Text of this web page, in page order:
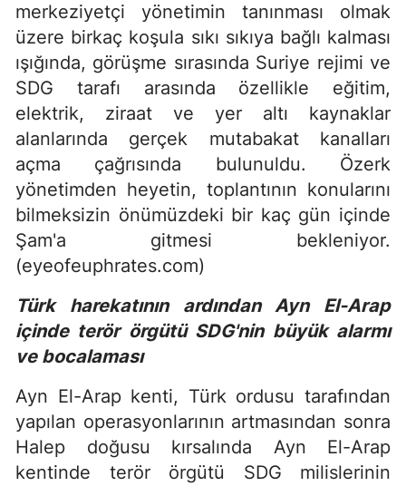
merkeziyetçi yönetimin tanınması olmak
üzere birkaç koşula sıkı sıkıya bağlı kalması
ışığında, görüşme sırasında Suriye rejimi ve
SDG tarafı arasında özellikle eğitim,
elektrik, ziraat ve yer altı kaynaklar
alanlarında gerçek mutabakat kanalları
açma çağrısında bulunuldu. Özerk
yönetimden heyetin, toplantının konularını
bilmeksizin önümüzdeki bir kaç gün içinde
Şam'a gitmesi bekleniyor.
(eyeofeuphrates.com)
Türk harekatının ardından Ayn El-Arap
içinde terör örgütü SDG'nin büyük alarmı
ve bocalaması
Ayn El-Arap kenti, Türk ordusu tarafından
yapılan operasyonlarının artmasından sonra
Halep doğusu kırsalında Ayn El-Arap
kentinde terör örgütü SDG milislerinin